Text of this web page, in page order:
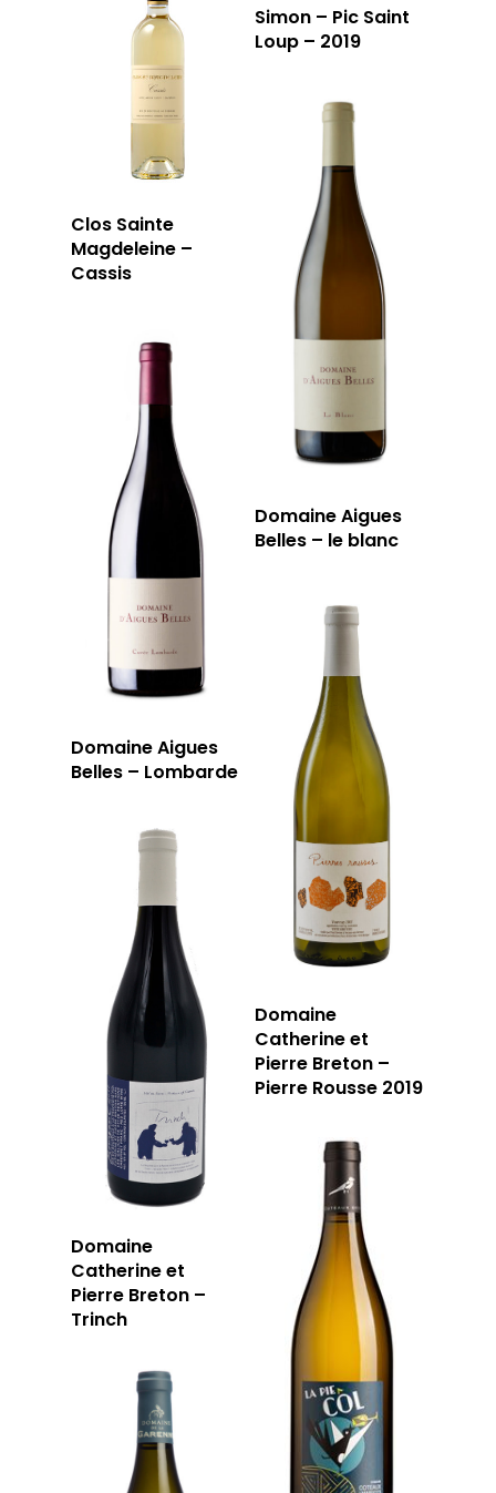
Simon – Pic Saint
Loup – 2019
Clos Sainte
Magdeleine –
Cassis
Domaine Aigues
Belles – le blanc
Domaine Aigues
Belles – Lombarde
Domaine
Catherine et
Pierre Breton –
Pierre Rousse 2019
Domaine
Catherine et
Pierre Breton –
Trinch
13006 Marseille
T: 04 91 33 46 59